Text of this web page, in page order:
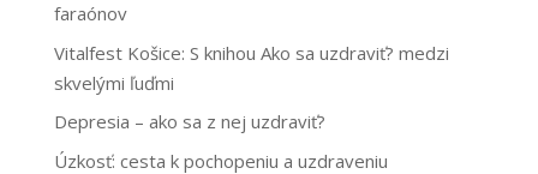
faraónov
Vitalfest Košice: S knihou Ako sa uzdraviť? medzi
skvelými ľuďmi
Depresia – ako sa z nej uzdraviť?
Úzkosť: cesta k pochopeniu a uzdraveniu